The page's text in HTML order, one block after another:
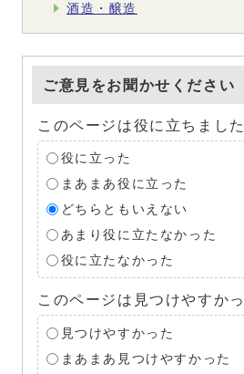
酒造・醸造
ご意見をお聞かせください
このページは役に立ちまし
役に立った
まあまあ役に立った
どちらともいえない
あまり役に立たなかった
役に立たなかった
このページは見つけやすか
見つけやすかった
まあまあ見つけやすかった